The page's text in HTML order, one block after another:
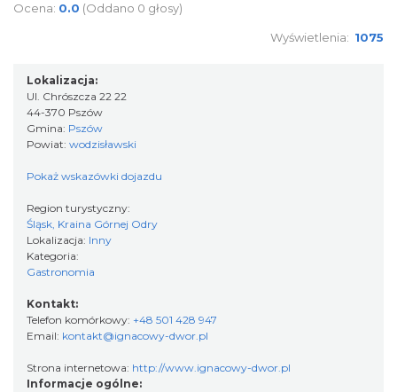
Ocena: 0.0 (Oddano 0 głosy)
Wyświetlenia: 1075
Lokalizacja:
Ul. Chrószcza 22 22
44-370 Pszów
Gmina: Pszów
Powiat: wodzisławski
Pokaż wskazówki dojazdu
Region turystyczny:
Śląsk, Kraina Górnej Odry
Lokalizacja: Inny
Kategoria:
Gastronomia
Kontakt:
Telefon komórkowy: +48 501 428 947
Email: kontakt@ignacowy-dwor.pl
Strona internetowa: http://www.ignacowy-dwor.pl
Informacje ogólne: